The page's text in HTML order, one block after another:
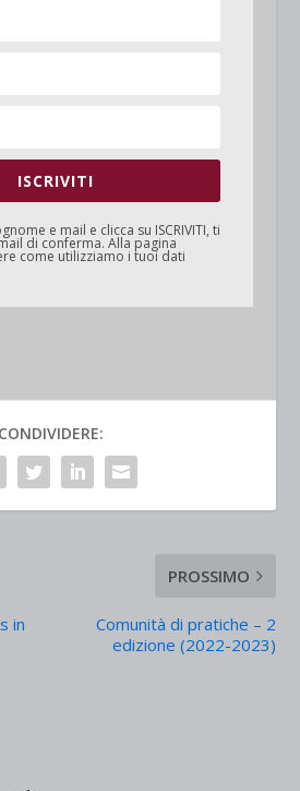
ISCRIVITI
e mail e clicca su ISCRIVITI, ti
di conferma. Alla pagina
come utilizziamo i tuoi dati
CONDIVIDERE:
in
PROSSIMO
Comunità di pratiche – 2
edizione (2022-2023)